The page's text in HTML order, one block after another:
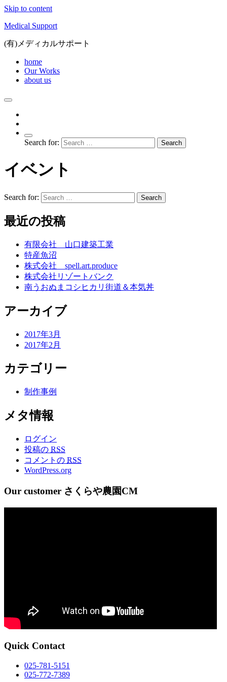
Skip to content
Medical Support
(有)メディカルサポート
home
Our Works
about us
Search for:
イベント
Search for:
最近の投稿
有限会社 山口建築工業
特産魚沼
株式会社 spell.art.produce
株式会社リゾートバンク
南うおぬまコシヒカリ街道＆本気丼
アーカイブ
2017年3月
2017年2月
カテゴリー
制作事例
メタ情報
ログイン
投稿の RSS
コメントの RSS
WordPress.org
Our customer さくらや農園CM
Quick Contact
025-781-5151
025-772-7389